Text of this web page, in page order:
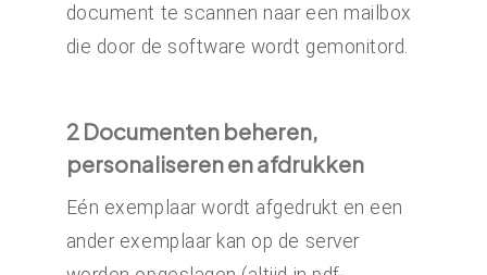
document te scannen naar een mailbox
die door de software wordt gemonitord.
2 Documenten beheren,
personaliseren en afdrukken
Eén exemplaar wordt afgedrukt en een
ander exemplaar kan op de server